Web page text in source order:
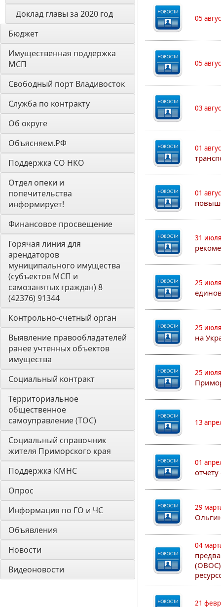
Доклад главы за 2020 год
Бюджет
Имущественная поддержка
МСП
Свободный порт Владивосток
Служба по контракту
Об округе
Объясняем.РФ
Поддержка СО НКО
Отдел опеки и
попечительства
информирует!
Финансовое просвещение
Горячая линия для
арендаторов
муниципального имущества
(субъектов МСП и
самозанятых граждан) 8
(42376) 91344
Контрольно-счетный орган
Выявление правообладателей
ранее учтенных объектов
имущества
Социальный контракт
Территориальное
общественное
самоуправление (ТОС)
Социальный справочник
жителя Приморского края
Поддержка КМНС
Опрос
Информация по ГО и ЧС
Объявления
Новости
Видеоновости
05
05
03
01
01
31
25
25
на
25
13
01
29
04
21